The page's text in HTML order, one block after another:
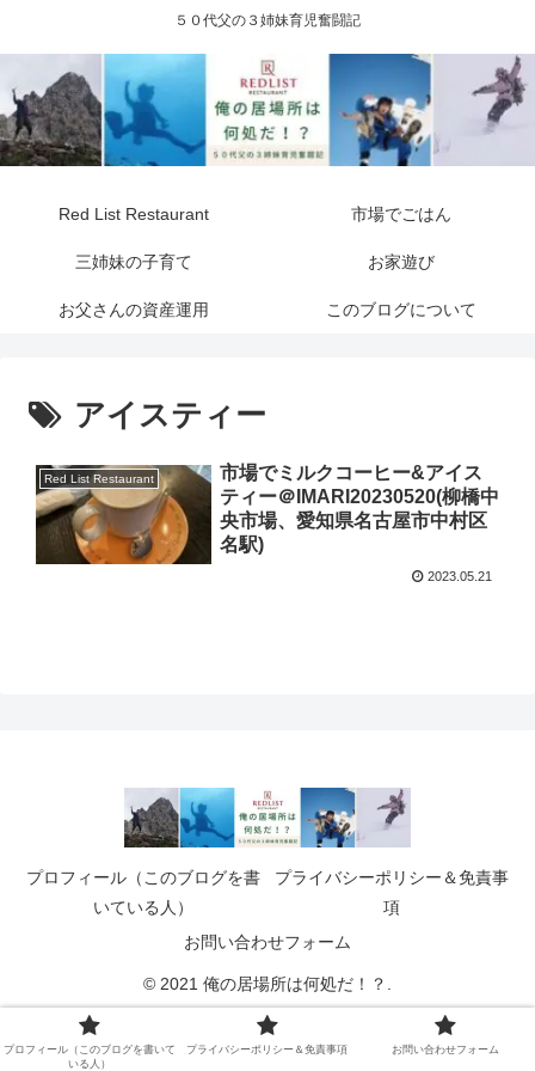
５０代父の３姉妹育児奮闘記
Red List Restaurant 市場でごはん
三姉妹の子育て お家遊び
お父さんの資産運用 このブログについて
アイスティー
Red List Restaurant
市場でミルクコーヒー&アイス
ティー＠IMARI20230520(柳橋中
央市場、愛知県名古屋市中村区
名駅)
2023.05.21
プロフィール（このブログを書
いている人）
プライバシーポリシー＆免責事
項
お問い合わせフォーム
© 2021 俺の居場所は何処だ！？.
プロフィール（このブログを書いて
いる人）
プライバシーポリシー＆免責事項 お問い合わせフォーム